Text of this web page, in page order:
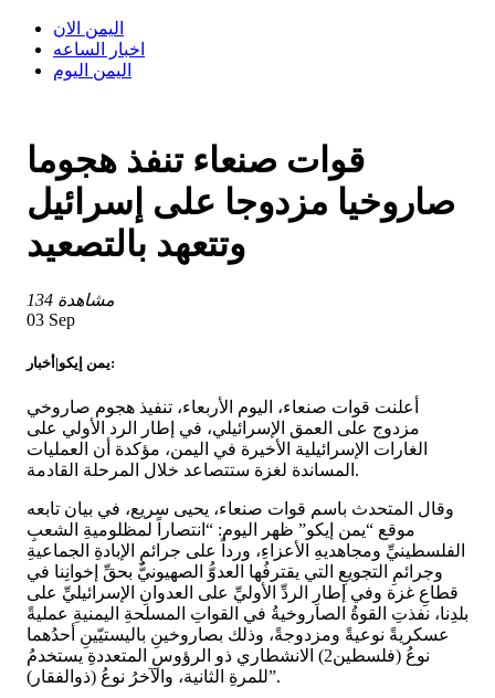
اليمن الان
اخبار الساعه
اليمن اليوم
قوات صنعاء تنفذ هجوما
صاروخيا مزدوجا على إسرائيل
وتتعهد بالتصعيد
134 مشاهدة
03 Sep
يمن إيكو|أخبار:
أعلنت قوات صنعاء، اليوم الأربعاء، تنفيذ هجوم صاروخي
مزدوج على العمق الإسرائيلي، في إطار الرد الأولي على
الغارات الإسرائيلية الأخيرة في اليمن، مؤكدة أن العمليات
المساندة لغزة ستتصاعد خلال المرحلة القادمة.
وقال المتحدث باسم قوات صنعاء، يحيى سريع، في بيان تابعه
موقع “يمن إيكو” ظهر اليوم: “انتصاراً لمظلوميةِ الشعبِ
الفلسطينيِّ ومجاهديهِ الأعزاءِ، ورداً على جرائمِ الإبادةِ الجماعيةِ
وجرائمِ التجويعِ التي يقترفُها العدوُّ الصهيونيُّ بحقِّ إخوانِنا في
قطاعِ غزة وفي إطارِ الردِّ الأوليِّ على العدوانِ الإسرائيليِّ على
بلدِنا، نفذتِ القوةُ الصاروخيةُ في القواتِ المسلحةِ اليمنيةِ عمليةً
عسكريةً نوعيةً ومزدوجةً، وذلك بصاروخينِ باليستيّينِ أحدُهما
نوعُ (فلسطين2) الانشطاري ذو الرؤوسِ المتعددةِ يستخدمُ
للمرةِ الثانية، والآخرُ نوعُ (ذوالفقار)”.